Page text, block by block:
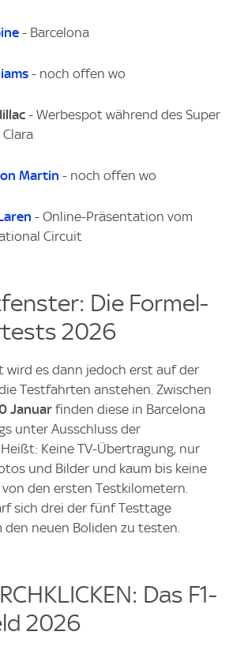
- Barcelona
- noch offen wo
- Werbespot während des Super
Martin - noch offen wo
- Online-Präsentation vom
Circuit
Die Formel-
2026
wird es dann jedoch erst auf der
Testfahrten anstehen. Zwischen
Januar finden diese in Barcelona
unter Ausschluss der
Keine TV-Übertragung, nur
und Bilder und kaum bis keine
den ersten Testkilometern.
sich drei der fünf Testtage
den neuen Boliden zu testen.
Das F1-
2026